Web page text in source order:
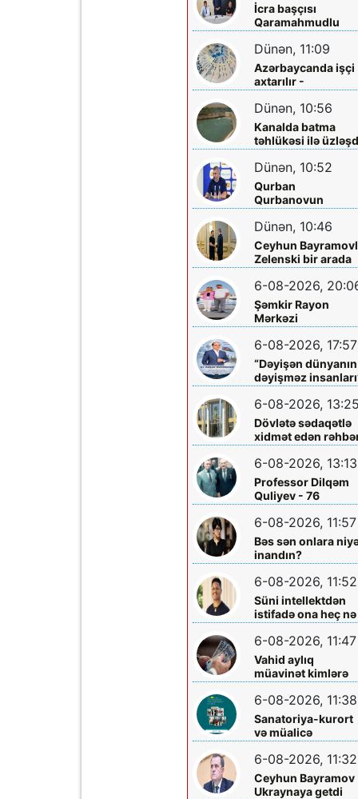
İcra başçısı
Qaramahmudlu
sakinləri ilə
Dünən, 11:09
Azərbaycanda işçi
axtarılır -
Əməkhaqqı 10 min
manatdır
Dünən, 10:56
Kanalda batma
təhlükəsi ilə
- Xilas edildi
Dünən, 10:52
Qurban
Qurbanovun
qəzəbinin qarşılığı
nə olacaq?
Dünən, 10:46
Ceyhun
Zelenski bir arada
6-08-2026,
Şəmkir Rayon
Mərkəzi
Xəstəxanasının
həkimi Ceyhun
Rəsulov və arvadı
Arzu Əskərovanın
icra etdiyi mioma
əməliyyatından
sonra qadının
ölümü ilə bağlı
Şəmkir rayon
araşdırma aparılır
6-08-2026, 17:57
“Dəyişən dünyanın
dəyişməz
layihəsində...
6-08-2026, 13:25
Dövlətə sədaqətlə
xidmət edən
Şəmkir Elektrik
Şəbəkəsinin rəisi
Mehman Xəlilovun
fəaliyyəti
6-08-2026, 13:13
Professor Dilqəm
Quliyev - 76
6-08-2026, 11:57
Bəs sən onlara
inandın?
6-08-2026, 11:52
Süni intellektdən
istifadə ona heç nə
qazandırmadı...
6-08-2026, 11:47
Vahid aylıq
müavinət kimlərə
verilir? - Dövlət
Komitəsindən
açıqlama vahid-
ayliq-muavinet-
kimlere-verilir
6-08-2026, 11:38
Sanatoriya-kurort
və müalicə
mərkəzlərinə yola
salındılar
6-08-2026, 11:32
Ceyhun Bayramov
Ukraynaya getdi